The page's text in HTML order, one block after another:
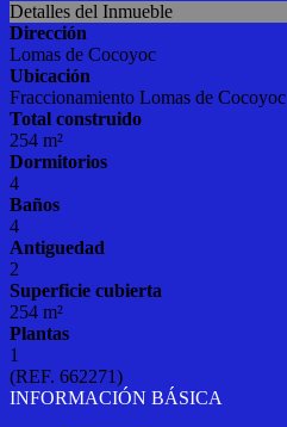
Detalles del Inmueble
Dirección
Lomas de Cocoyoc
Ubicación
Fraccionamiento Lomas de Cocoyoc
Total construido
254 m²
Dormitorios
4
Baños
4
Antiguedad
2
Superficie cubierta
254 m²
Plantas
1
(REF. 662271)
INFORMACIÓN BÁSICA